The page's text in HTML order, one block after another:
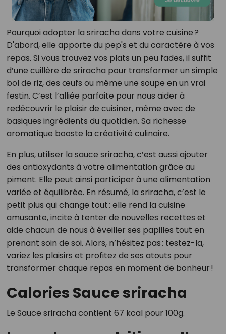
Pourquoi adopter la sriracha dans votre cuisine ?
D'abord, elle apporte du pep's et du caractère à vos
repas. Si vous trouvez vos plats un peu fades, il suffit
d’une cuillère de sriracha pour transformer un simple
bol de riz, des œufs ou même une soupe en un vrai
festin. C’est l’alliée parfaite pour nous aider à
redécouvrir le plaisir de cuisiner, même avec de
basiques ingrédients du quotidien. Sa richesse
aromatique booste la créativité culinaire.
En plus, utiliser la sauce sriracha, c’est aussi ajouter
des antioxydants à votre alimentation grâce au
piment. Elle peut ainsi participer à une alimentation
variée et équilibrée. En résumé, la sriracha, c’est le
petit plus qui change tout : elle rend la cuisine
amusante, incite à tenter de nouvelles recettes et
aide chacun de nous à éveiller ses papilles tout en
prenant soin de soi. Alors, n’hésitez pas : testez-la,
variez les plaisirs et profitez de ses atouts pour
transformer chaque repas en moment de bonheur !
Calories Sauce sriracha
Le Sauce sriracha contient 67 kcal pour 100g.